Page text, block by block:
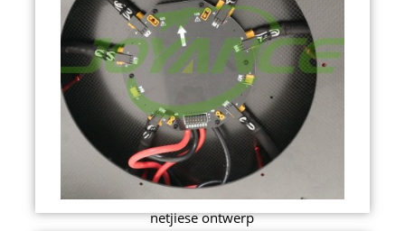
netjiese ontwerp